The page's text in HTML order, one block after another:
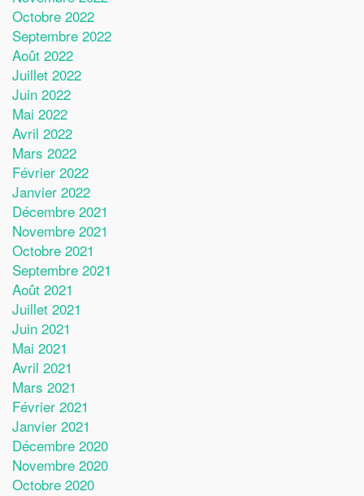
Octobre 2022
Septembre 2022
Août 2022
Juillet 2022
Juin 2022
Mai 2022
Avril 2022
Mars 2022
Février 2022
Janvier 2022
Décembre 2021
Novembre 2021
Octobre 2021
Septembre 2021
Août 2021
Juillet 2021
Juin 2021
Mai 2021
Avril 2021
Mars 2021
Février 2021
Janvier 2021
Décembre 2020
Novembre 2020
Octobre 2020